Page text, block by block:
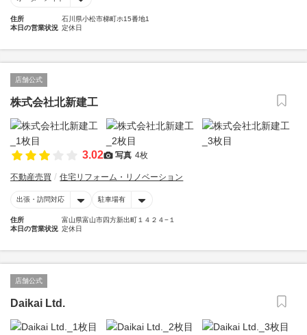
住所
石川県小松市梯町ホ15番地1
本日の営業状況 定休日
店舗公式
株式会社北新建工
3.02 写真 4枚
不動産売買 住宅リフォーム・リノベーション
出張・訪問対応 駐車場有
住所
富山県富山市四方新出町１４２４−１
本日の営業状況 定休日
店舗公式
Daikai Ltd.